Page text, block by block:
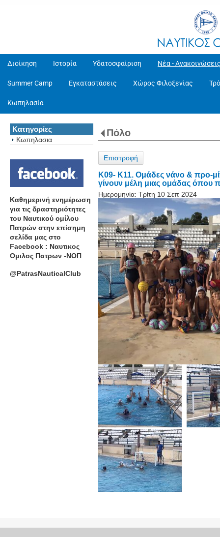
Διοίκηση Ιστορία Υδατοσφαίριση Νέα -
Summer Camp Εγκαταστάσεις Χώρος Φιλοξενίας
Κωπηλασία
Κατηγορίες
Κωπηλασια
Καθημερινή ενημέρωση
για τις δραστηριότητες
του Ναυτικού ομίλου
Πατρών στην επίσημη
σελίδα μας στο
Facebook : Ναυτικος
Ομιλος Πατρων -ΝΟΠ
@PatrasNauticalClub
Πόλο
Επιστροφή
Κ09- Κ11. Ομάδες νάνο & προ-
γίνουν μέλη μιας ομάδας όπου
Ημερομηνία: Τρίτη 10 Σεπ 2024